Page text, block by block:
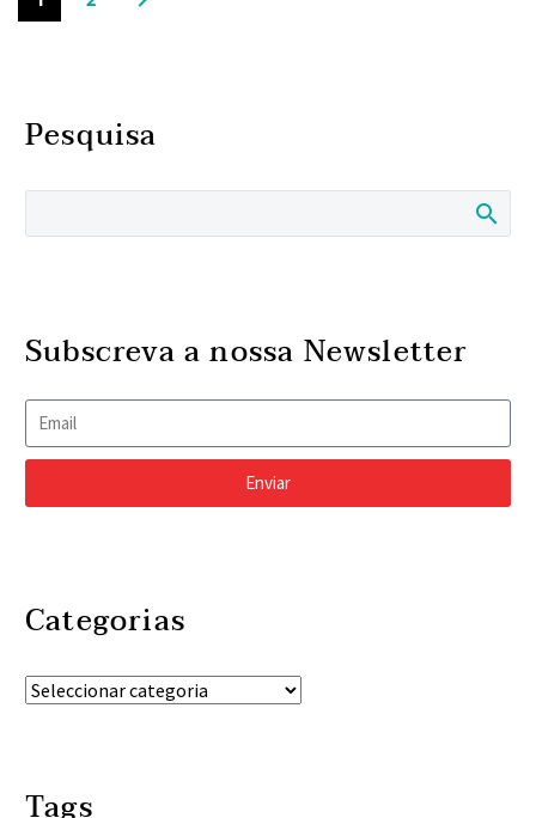
Pesquisa
Subscreva a nossa Newsletter
Enviar
Categorias
Tags